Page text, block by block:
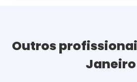
Outros
Janeiro